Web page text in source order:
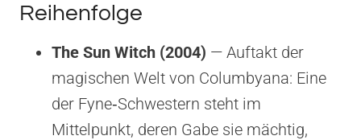
Reihenfolge
The Sun Witch (2004) — Auftakt der
magischen Welt von Columbyana: Eine
der Fyne‑Schwestern steht im
Mittelpunkt, deren Gabe sie mächtig,